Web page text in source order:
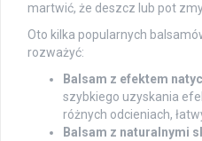
martwić, że deszcz lub pot
Oto kilka popularnych
rozważyć:
Balsam z efektem
szybkiego uzyskania
różnych odcieniach,
Balsam z naturalnymi